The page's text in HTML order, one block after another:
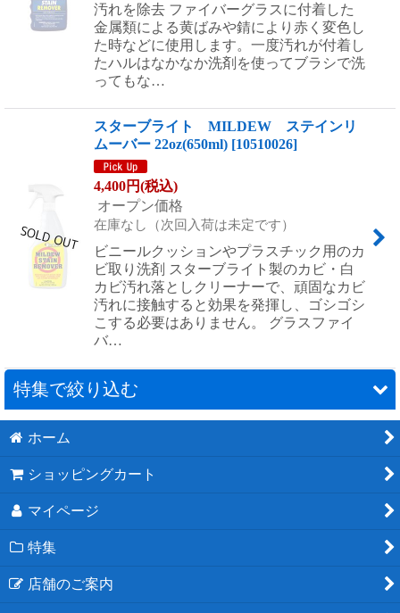
汚れを除去 ファイバーグラスに付着した
金属類による黄ばみや錆により赤く変色し
た時などに使用します。一度汚れが付着し
たハルはなかなか洗剤を使ってブラシで洗
ってもな…
スターブライト MILDEW ステインリ
ムーバー 22oz(650ml) [10510026]
4,400円(税込)
オープン価格
在庫なし（次回入荷は未定です）
ビニールクッションやプラスチック用のカ
ビ取り洗剤 スターブライト製のカビ・白
カビ汚れ落としクリーナーで、頑固なカビ
汚れに接触すると効果を発揮し、ゴシゴシ
こする必要はありません。 グラスファイ
バ…
特集で絞り込む
カスタムデザイン EVAチークフロアマット 販売の
ボート用洗剤の選び方＆使い方
DIYできる簡単で素晴らしいコート剤”スターブライト
マリンポリッシュ”
ホーム
ショッピングカート
マイページ
特集
店舗のご案内